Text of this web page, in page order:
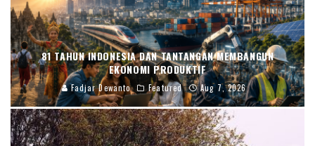
81 TAHUN INDONESIA DAN TANTANGAN MEMBANGUN
EKONOMI PRODUKTIF
Fadjar Dewanto Featured Aug 7, 2026